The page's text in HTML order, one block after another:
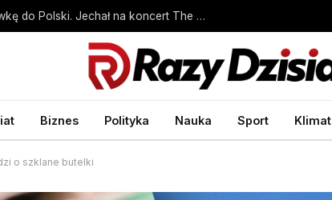
Ukrainiec chciał dostać się za łapówkę do Polski. Jechał na koncert The Weekend
Biznes Polityka Nauka Sport Klimat
o szklane butelki